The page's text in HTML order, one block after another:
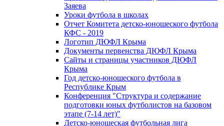
Заяева
Уроки футбола в школах
Отчет Комитета детско-юношеского футбола
КФС - 2019
Логотип ДЮФЛ Крыма
Документы первенства ДЮФЛ Крыма
Сайты и страницы участников ДЮФЛ
Крыма
Год детско-юношеского футбола в
Республике Крым
Конференция "Структура и содержание
подготовки юных футболистов на базовом
этапе (7-14 лет)"
Детско-юношеская футбольная лига